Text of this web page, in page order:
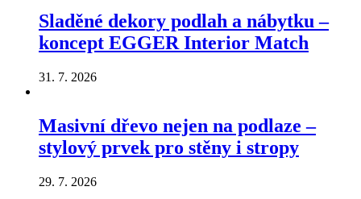
Sladěné dekory podlah a nábytku –
koncept EGGER Interior Match
31. 7. 2026
Masivní dřevo nejen na podlaze –
stylový prvek pro stěny i stropy
29. 7. 2026